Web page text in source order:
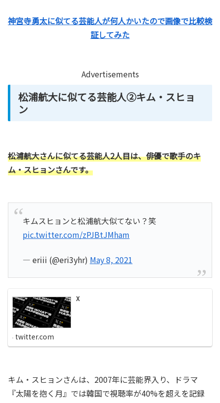
神宮寺勇太に似てる芸能人が何人かいたので画像で比較検
証してみた
Advertisements
松浦航大に似てる芸能人②キム・スヒョ
ン
松浦航大さんに似てる芸能人2人目は、俳優で歌手のキ
ム・スヒョンさんです。
キムスヒョンと松浦航大似てない？笑
pic.twitter.com/zPJBtJMham
— eriii (@eri3yhr) May 8, 2021
X
twitter.com
キム・スヒョンさんは、2007年に芸能界入り、ドラマ
『太陽を抱く月』では韓国で視聴率が40%を超えを記録